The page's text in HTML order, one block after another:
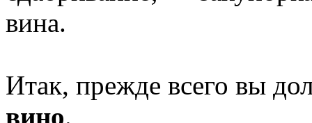
вина.
Итак, прежде всего вы
вино.